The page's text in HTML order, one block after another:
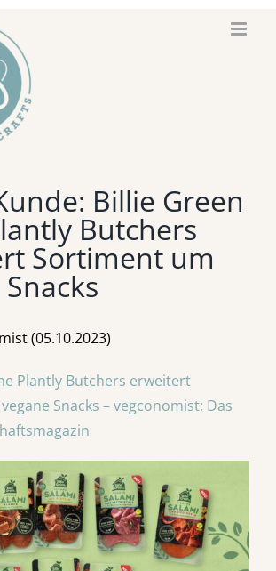
Billie Green
Butchers
Sortiment um
(05.10.2023)
Plantly Butchers erweitert
Snacks – vegconomist: Das